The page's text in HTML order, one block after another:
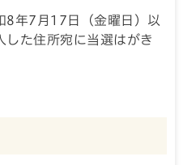
8年7月17日（金曜日）以
した住所宛に当選はがき